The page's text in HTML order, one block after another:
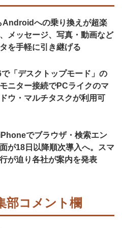
Androidへの乗り換えが超楽
メッセージ、写真・動画など
を手軽に引き継げる
「デスクトップモード」の
ニター接続でPCライクのマ
ウ・マルチタスクが利用可
でブラウザ・検索エン
が18日以降順次導入へ。スマ
が迫り各社が案内を発表
部コメント欄